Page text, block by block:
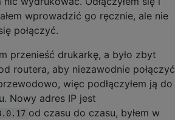
wprowadzić go ręcznie, ale nie
połączyć.
przenieść drukarkę, a było zbyt
routera, aby niezawodnie połączyć
więc podłączyłem ją do
Nowy adres IP jest
od czasu do czasu, byłem w